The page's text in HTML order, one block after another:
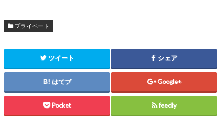
プライベート
ツイート シェア
はてブ Google+
Pocket feedly